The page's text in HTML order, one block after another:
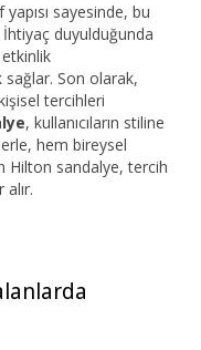
sayesinde, bu
duyulduğunda
sağlar. Son olarak,
tercihleri
, kullanıcıların stiline
hem bireysel
Hilton sandalye, tercih